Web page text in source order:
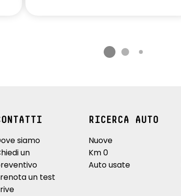
siamo
un
un test
RICERCA AUTO
Nuove
Km 0
Auto usate